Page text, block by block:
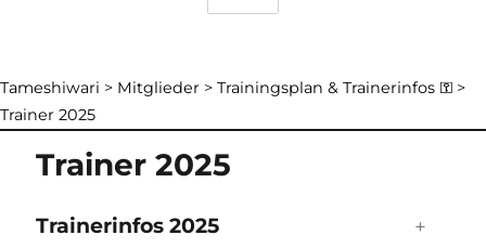
Tameshiwari > Mitglieder > Trainingsplan & Trainerinfos ⚿ >
Trainer 2025
Trainer 2025
Trainerinfos 2025